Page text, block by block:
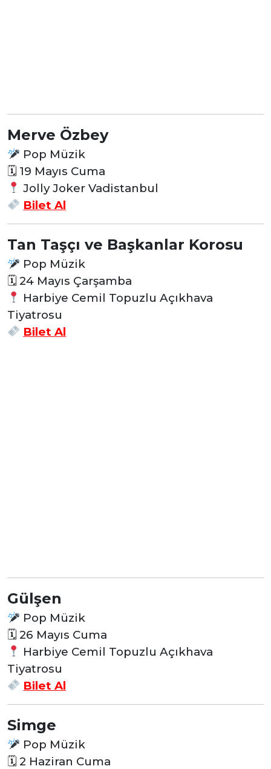
Merve Özbey
Pop Müzik
🗓 19 Mayıs Cuma
Jolly Joker Vadistanbul
Bilet Al
Tan Taşçı ve Başkanlar Korosu
Pop Müzik
🗓 24 Mayıs Çarşamba
Harbiye Cemil Topuzlu Açıkhava
Tiyatrosu
Bilet Al
Gülşen
Pop Müzik
🗓 26 Mayıs Cuma
Harbiye Cemil Topuzlu Açıkhava
Tiyatrosu
Bilet Al
Simge
Pop Müzik
🗓 2 Haziran Cuma